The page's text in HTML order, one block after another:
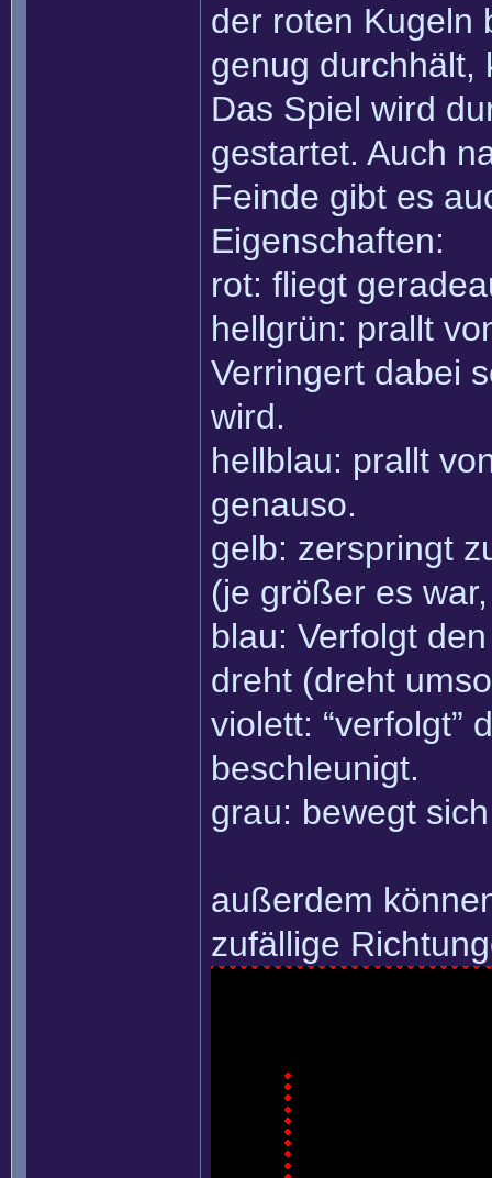
der roten Kugeln
genug durchhält,
Das Spiel wird
gestartet. Auch
Feinde gibt es
Eigenschaften:
rot: fliegt
hellgrün: prallt
Verringert dabei
wird.
hellblau: prallt
genauso.
gelb: zerspringt
(je größer es
blau: Verfolgt
dreht (dreht
violett: “verfolgt”
beschleunigt.
grau: bewegt
außerdem
zufällige